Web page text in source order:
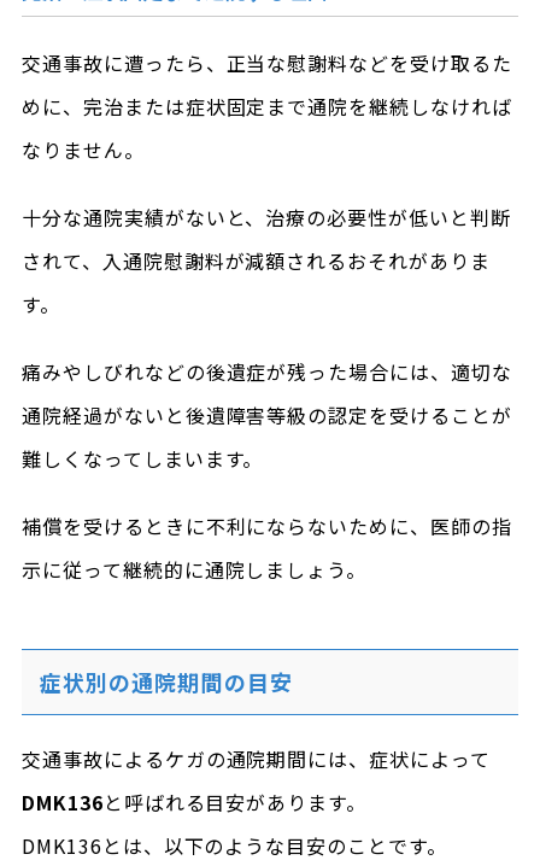
交通事故に遭ったら、正当な慰謝料などを受け取るた
めに、完治または症状固定まで通院を継続しなければ
なりません。
十分な通院実績がないと、治療の必要性が低いと判断
されて、入通院慰謝料が減額されるおそれがありま
す。
痛みやしびれなどの後遺症が残った場合には、適切な
通院経過がないと後遺障害等級の認定を受けることが
難しくなってしまいます。
補償を受けるときに不利にならないために、医師の指
示に従って継続的に通院しましょう。
症状別の通院期間の目安
交通事故によるケガの通院期間には、症状によって
DMK136と呼ばれる目安があります。
DMK136とは、以下のような目安のことです。